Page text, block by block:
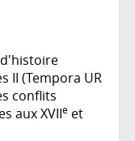
II (Tempora UR
conflits
aux XVIIe et